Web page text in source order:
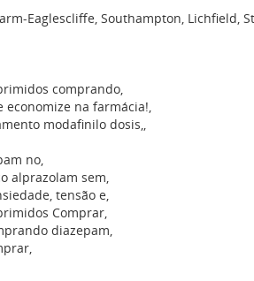
Eaglescliffe, Southampton, Lichfield,
comprando,
economize na farmácia!,
modafinilo dosis,,
no,
alprazolam sem,
tensão e,
Comprar,
diazepam,